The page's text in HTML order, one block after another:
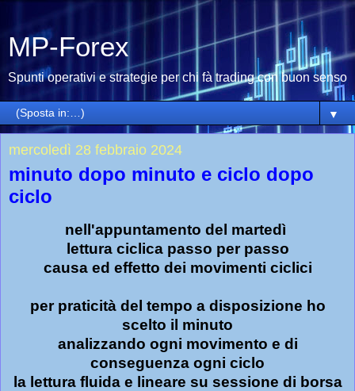
MP-Forex
Spunti operativi e strategie per chi fà trading con buon senso
▼
mercoledì 28 febbraio 2024
minuto dopo minuto e ciclo dopo
ciclo
nell'appuntamento del martedì
lettura ciclica passo per passo
causa ed effetto dei movimenti ciclici
per praticità del tempo a disposizione ho
scelto il minuto
analizzando ogni movimento e di
conseguenza ogni ciclo
la lettura fluida e lineare su sessione di borsa